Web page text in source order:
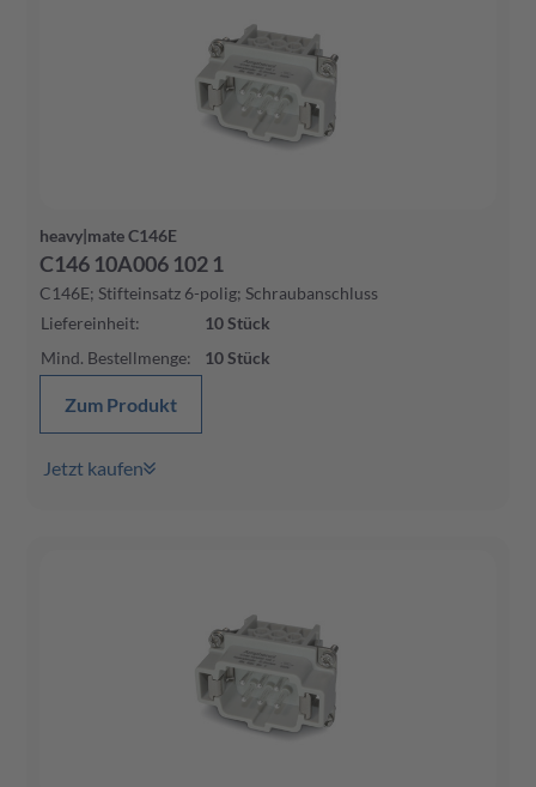
heavy|mate C146E
C146 10A006 102 1
C146E; Stifteinsatz 6-polig; Schraubanschluss
Liefereinheit: 10Stück
Mind. Bestellmenge: 10Stück
Zum Produkt
Jetzt kaufen